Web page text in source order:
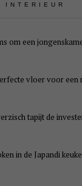
INTERIEUR
om een
vloer voor
tapijt de
in de Japandi